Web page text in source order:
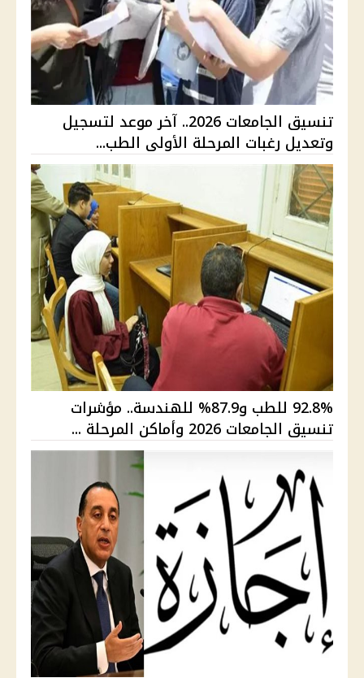
تنسيق الجامعات 2026.. آخر موعد لتسجيل
وتعديل رغبات المرحلة الأولى الطب...
92.8% للطب و87.9% للهندسة.. مؤشرات
تنسيق الجامعات 2026 وأماكن المرحلة ...